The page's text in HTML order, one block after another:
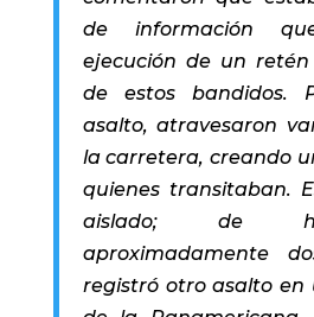
de información
ejecución de un
de estos bandidos.
asalto, atravesaron
la carretera, creando
quienes transitaban.
aislado; de
aproximadamente
registró otro asalto